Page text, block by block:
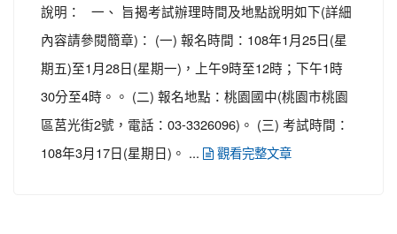
說明： 一、 旨揭考試辦理時間及地點說明如下(詳細
內容請參閱簡章)： (一) 報名時間：108年1月25日(星
期五)至1月28日(星期一)，上午9時至12時；下午1時
30分至4時。。 (二) 報名地點：桃園國中(桃園市桃園
區莒光街2號，電話：03-3326096)。 (三) 考試時間：
108年3月17日(星期日)。 ...
觀看完整文章